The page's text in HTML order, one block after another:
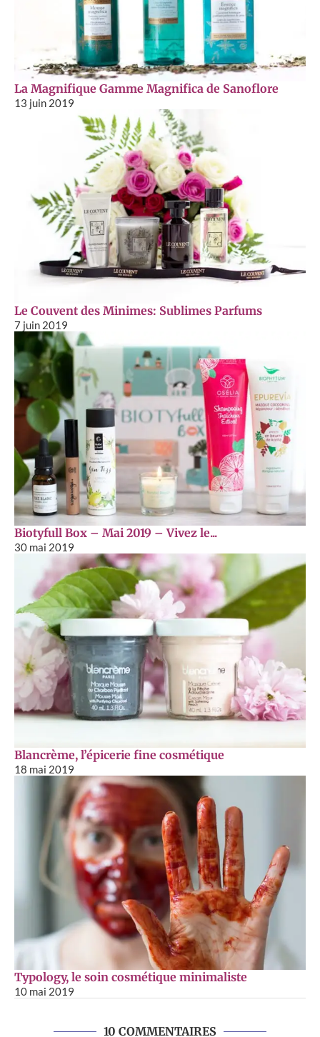
La Magnifique Gamme Magnifica de Sanoflore
13 juin 2019
Le Couvent des Minimes: Sublimes Parfums
7 juin 2019
Biotyfull Box – Mai 2019 – Vivez le...
30 mai 2019
Blancrème, l’épicerie fine cosmétique
18 mai 2019
Typology, le soin cosmétique minimaliste
10 mai 2019
10 COMMENTAIRES